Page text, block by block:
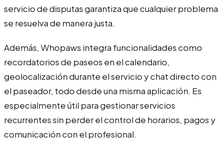
servicio de disputas garantiza que cualquier problema
se resuelva de manera justa.
Además, Whopaws integra funcionalidades como
recordatorios de paseos en el calendario,
geolocalización durante el servicio y chat directo con
el paseador, todo desde una misma aplicación. Es
especialmente útil para gestionar servicios
recurrentes sin perder el control de horarios, pagos y
comunicación con el profesional.